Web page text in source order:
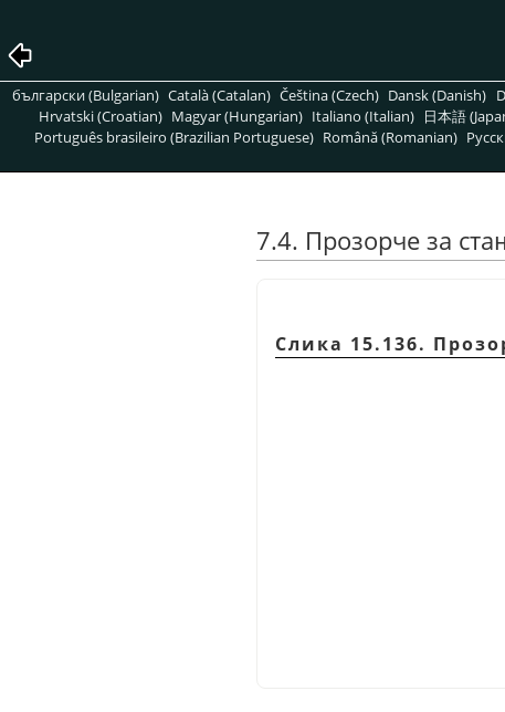
български (Bulgarian) Català (Catalan) Čeština (Czech) Dansk (Danish)
Hrvatski (Croatian) Magyar (Hungarian) Italiano (Italian) 日本語
Português brasileiro (Brazilian Portuguese) Română (Romanian)
7.4. Прозорче за
Слика 15.136.